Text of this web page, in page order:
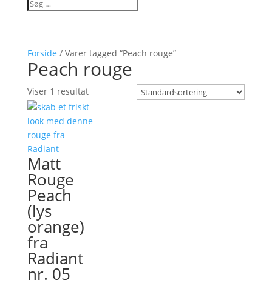
Forside / Varer tagged “Peach rouge”
Peach rouge
Viser 1 resultat
Matt
Rouge
Peach
(lys
orange)
fra
Radiant
nr. 05